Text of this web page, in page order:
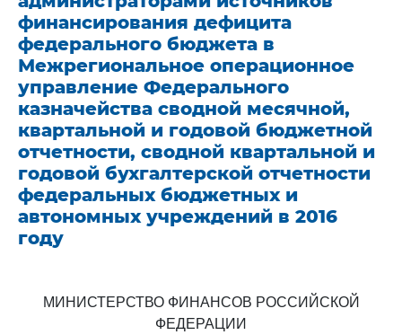
финансирования дефицита
федерального бюджета в
Межрегиональное операционное
управление Федерального
казначейства сводной месячной,
квартальной и годовой бюджетной
отчетности, сводной квартальной и
годовой бухгалтерской отчетности
федеральных бюджетных и
автономных учреждений в 2016
году
МИНИСТЕРСТВО ФИНАНСОВ РОССИЙСКОЙ
ФЕДЕРАЦИИ